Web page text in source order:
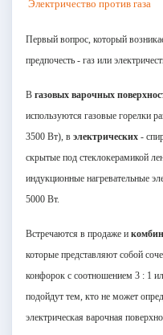
Электричество против газа
Первый вопрос, который
предпочесть - газ или
В газовых варочных
используются газовые горелки
3500 Вт), в электрических -
скрытые под стеклокерамикой
индукционные нагревательные
5000 Вт.
Встречаются в продаже и
которые представляют собой
конфорок с соотношением 3 : 1
подойдут тем, кто не может
электрическая варочная